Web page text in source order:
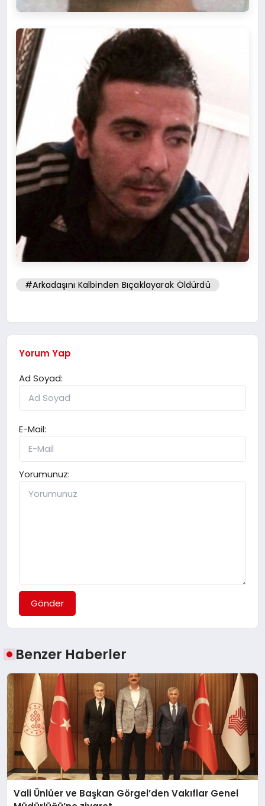
#Arkadaşını Kalbinden Bıçaklayarak Öldürdü
Yorum Yap
Ad Soyad:
E-Mail:
Yorumunuz:
Gönder
Benzer Haberler
Vali Ünlüer ve Başkan Görgel’den Vakıflar Genel